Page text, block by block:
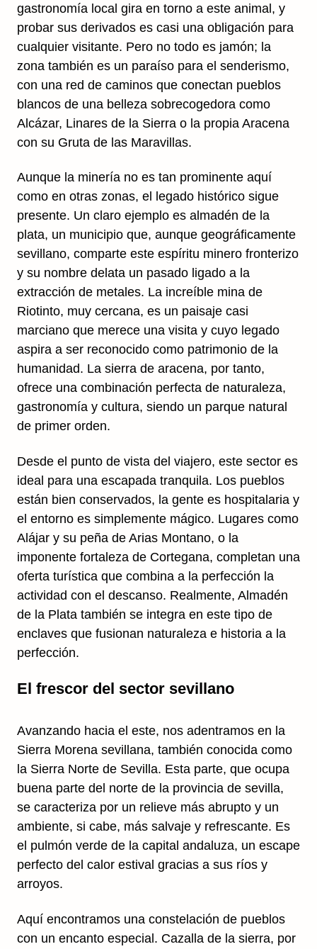
gastronomía local gira en torno a este animal, y
probar sus derivados es casi una obligación para
cualquier visitante. Pero no todo es jamón; la
zona también es un paraíso para el senderismo,
con una red de caminos que conectan pueblos
blancos de una belleza sobrecogedora como
Alcázar, Linares de la Sierra o la propia Aracena
con su Gruta de las Maravillas.
Aunque la minería no es tan prominente aquí
como en otras zonas, el legado histórico sigue
presente. Un claro ejemplo es almadén de la
plata, un municipio que, aunque geográficamente
sevillano, comparte este espíritu minero fronterizo
y su nombre delata un pasado ligado a la
extracción de metales. La increíble mina de
Riotinto, muy cercana, es un paisaje casi
marciano que merece una visita y cuyo legado
aspira a ser reconocido como patrimonio de la
humanidad. La sierra de aracena, por tanto,
ofrece una combinación perfecta de naturaleza,
gastronomía y cultura, siendo un parque natural
de primer orden.
Desde el punto de vista del viajero, este sector es
ideal para una escapada tranquila. Los pueblos
están bien conservados, la gente es hospitalaria y
el entorno es simplemente mágico. Lugares como
Alájar y su peña de Arias Montano, o la
imponente fortaleza de Cortegana, completan una
oferta turística que combina a la perfección la
actividad con el descanso. Realmente, Almadén
de la Plata también se integra en este tipo de
enclaves que fusionan naturaleza e historia a la
perfección.
El frescor del sector sevillano
Avanzando hacia el este, nos adentramos en la
Sierra Morena sevillana, también conocida como
la Sierra Norte de Sevilla. Esta parte, que ocupa
buena parte del norte de la provincia de sevilla,
se caracteriza por un relieve más abrupto y un
ambiente, si cabe, más salvaje y refrescante. Es
el pulmón verde de la capital andaluza, un escape
perfecto del calor estival gracias a sus ríos y
arroyos.
Aquí encontramos una constelación de pueblos
con un encanto especial. Cazalla de la sierra, por